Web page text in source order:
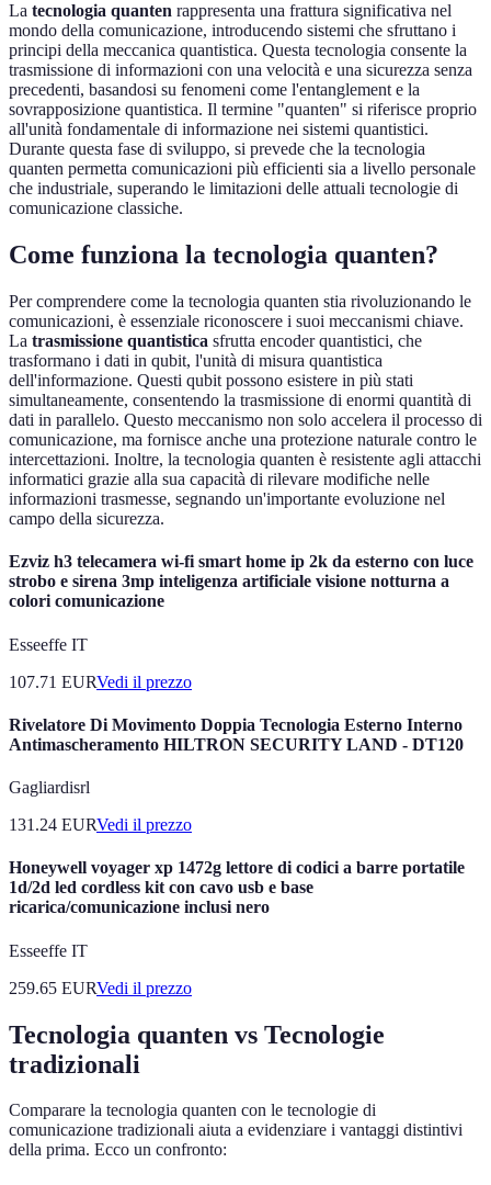
La tecnologia quanten rappresenta una frattura significativa nel
mondo della comunicazione, introducendo sistemi che sfruttano i
principi della meccanica quantistica. Questa tecnologia consente la
trasmissione di informazioni con una velocità e una sicurezza senza
precedenti, basandosi su fenomeni come l'entanglement e la
sovrapposizione quantistica. Il termine "quanten" si riferisce proprio
all'unità fondamentale di informazione nei sistemi quantistici.
Durante questa fase di sviluppo, si prevede che la tecnologia
quanten permetta comunicazioni più efficienti sia a livello personale
che industriale, superando le limitazioni delle attuali tecnologie di
comunicazione classiche.
Come funziona la tecnologia quanten?
Per comprendere come la tecnologia quanten stia rivoluzionando le
comunicazioni, è essenziale riconoscere i suoi meccanismi chiave.
La trasmissione quantistica sfrutta encoder quantistici, che
trasformano i dati in qubit, l'unità di misura quantistica
dell'informazione. Questi qubit possono esistere in più stati
simultaneamente, consentendo la trasmissione di enormi quantità di
dati in parallelo. Questo meccanismo non solo accelera il processo di
comunicazione, ma fornisce anche una protezione naturale contro le
intercettazioni. Inoltre, la tecnologia quanten è resistente agli attacchi
informatici grazie alla sua capacità di rilevare modifiche nelle
informazioni trasmesse, segnando un'importante evoluzione nel
campo della sicurezza.
Ezviz h3 telecamera wi-fi smart home ip 2k da esterno con luce
strobo e sirena 3mp inteligenza artificiale visione notturna a
colori comunicazione
Esseeffe IT
107.71 EURVedi il prezzo
Rivelatore Di Movimento Doppia Tecnologia Esterno Interno
Antimascheramento HILTRON SECURITY LAND - DT120
Gagliardisrl
131.24 EURVedi il prezzo
Honeywell voyager xp 1472g lettore di codici a barre portatile
1d/2d led cordless kit con cavo usb e base
ricarica/comunicazione inclusi nero
Esseeffe IT
259.65 EURVedi il prezzo
Tecnologia quanten vs Tecnologie
tradizionali
Comparare la tecnologia quanten con le tecnologie di
comunicazione tradizionali aiuta a evidenziare i vantaggi distintivi
della prima. Ecco un confronto: